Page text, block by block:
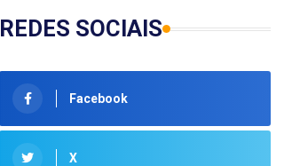
REDES SOCIAIS
Facebook
X